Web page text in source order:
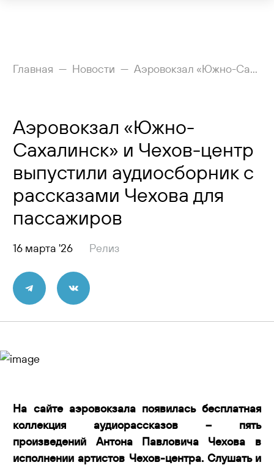
Рейсы
Прилетающим
Услуги
Как добраться
Аэропорт
Пресс-центр
Контакты
Главная Новости Аэровокзал «Южно-Сахалинск» и Чехов-центр выпустили аудиосборник с рассказами Чехова для пассажиров
Аэровокзал «Южно-
Сахалинск» и Чехов-центр
выпустили аудиосборник с
рассказами Чехова для
пассажиров
16 марта '26 Релиз
На сайте аэровокзала появилась бесплатная
коллекция аудиорассказов – пять
произведений Антона Павловича Чехова в
исполнении артистов Чехов-центра. Слушать и